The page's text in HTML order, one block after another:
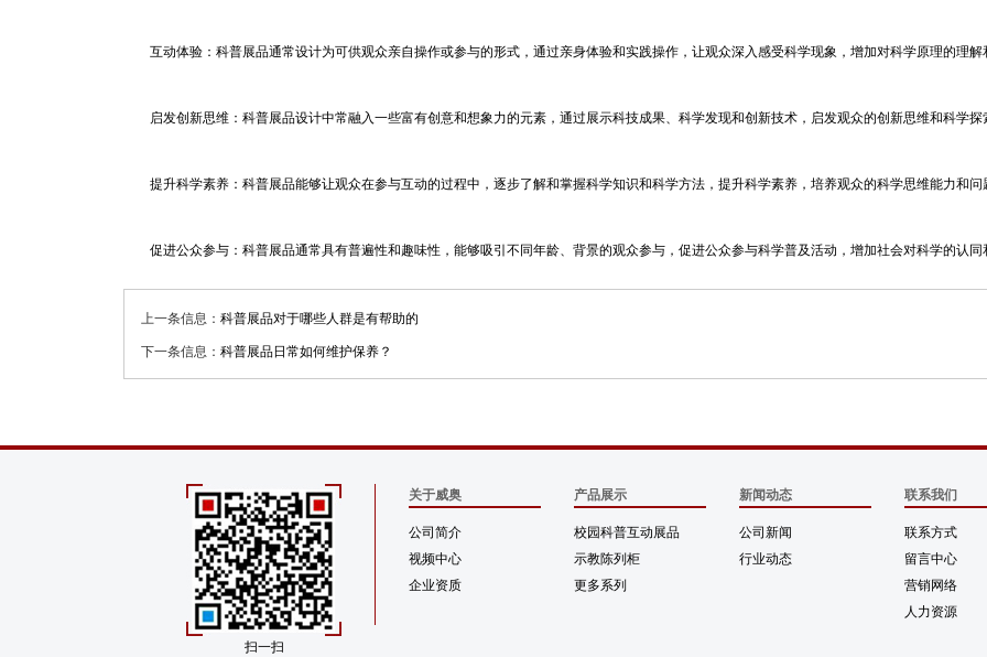
互动体验：科普展品通常设计为可供观众亲自操作或参与的形式，通过亲身体验和实践操作，让观众深入感受科学现象，增加对科学原理的理解
启发创新思维：科普展品设计中常融入一些富有创意和想象力的元素，通过展示科技成果、科学发现和创新技术，启发观众的创新思维和科学
提升科学素养： 科普展品能够让观众在参与互动的过程中，逐步了解和掌握科学知识和科学方法，提升科学素养，培养观众的科学思维能力和问
促进公众参与：科普展品通常具有普遍性和趣味性，能够吸引不同年龄、背景的观众参与，促进公众参与科学普及活动，增加社会对科学的认同
上一条信息： 科普展品对于哪些人群是有帮助的
下一条信息： 科普展品日常如何维护保养？
扫一扫
关于威奥
公司简介
视频中心
企业资质
产品展示
校园科普互动展品
示教陈列柜
更多系列
新闻动态
公司新闻
行业动态
联系我们
联系方式
留言中心
营销网络
人力资源